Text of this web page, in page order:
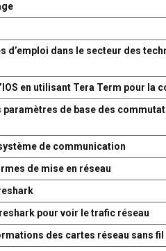
d’emploi dans le secteur des
en utilisant Tera Term pour la
de base des
de communication
de mise en réseau
pour voir le trafic réseau
des cartes réseau sans